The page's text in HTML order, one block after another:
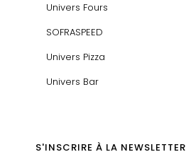
Univers Fours
SOFRASPEED
Univers Pizza
Univers Bar
S'INSCRIRE À LA NEWSLETTER